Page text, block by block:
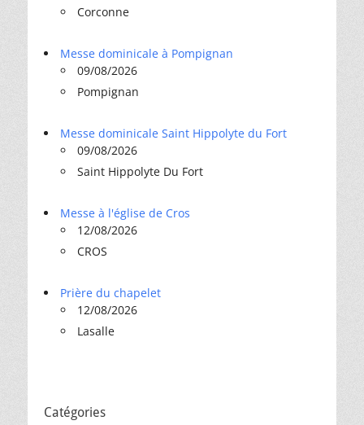
Corconne
Messe dominicale à Pompignan
09/08/2026
Pompignan
Messe dominicale Saint Hippolyte du Fort
09/08/2026
Saint Hippolyte Du Fort
Messe à l'église de Cros
12/08/2026
CROS
Prière du chapelet
12/08/2026
Lasalle
Catégories